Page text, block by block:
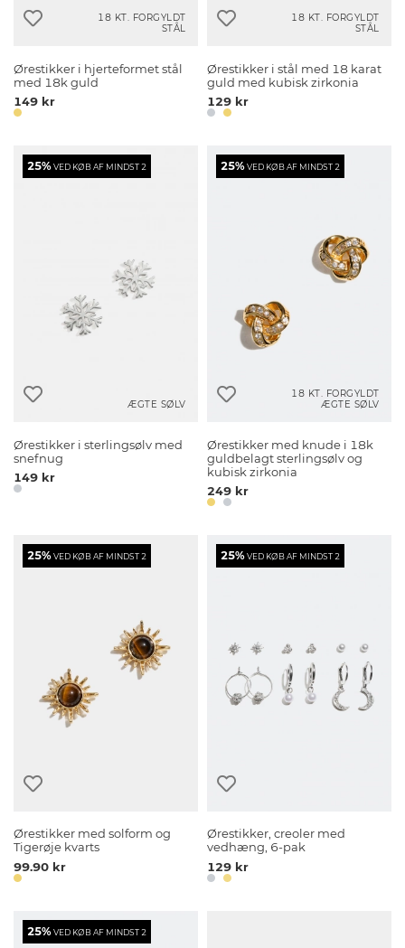
18 KT. FORGYLDT
STÅL
Ørestikker i hjerteformet stål
med 18k guld
149 kr
18 KT. FORGYLDT
STÅL
Ørestikker i stål med 18 karat
guld med kubisk zirkonia
129 kr
25%VED KØB AF MINDST 2
ÆGTE SØLV
Ørestikker i sterlingsølv med
snefnug
149 kr
25%VED KØB AF MINDST 2
18 KT. FORGYLDT
ÆGTE SØLV
Ørestikker med knude i 18k
guldbelagt sterlingsølv og
kubisk zirkonia
249 kr
25%VED KØB AF MINDST 2
Ørestikker med solform og
Tigerøje kvarts
99.90 kr
25%VED KØB AF MINDST 2
Ørestikker, creoler med
vedhæng, 6-pak
129 kr
25%VED KØB AF MINDST 2